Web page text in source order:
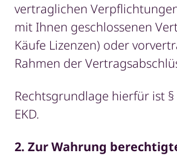
vertraglichen
mit Ihnen geschlossenen
Käufe Lizenzen) oder
Rahmen der
Rechtsgrundlage hierfür ist §
EKD.
2. Zur Wahrung